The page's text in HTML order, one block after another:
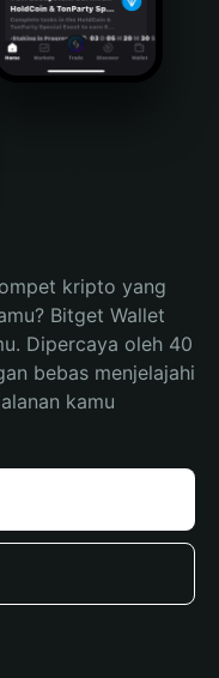
kripto yang
Bitget Wallet
Dipercaya oleh 40
bebas menjelajahi
kamu